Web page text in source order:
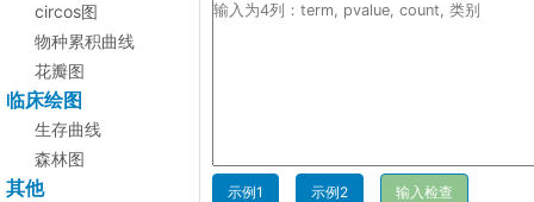
circos图
物种累积曲线
花瓣图
临床绘图
生存曲线
森林图
其他 示例1 示例2